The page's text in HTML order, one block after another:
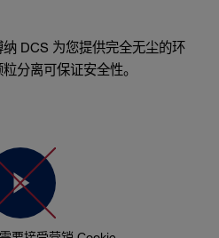
DCS 为您提供完全无尘的环
分离可保证安全性。